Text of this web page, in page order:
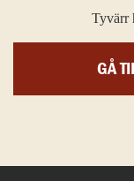
Tyvärr
GÅ